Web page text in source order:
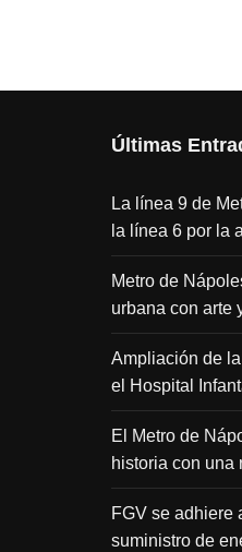
Últimas
La línea 9 de
la línea 6 por la
Metro de
urbana con arte
Ampliación de
el Hospital
El Metro de
historia con una
FGV se adhiere
suministro de